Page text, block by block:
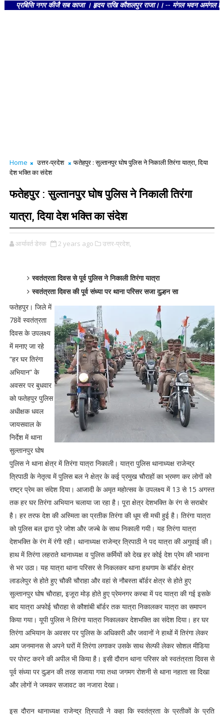
नगर कीजै सब काजा । हृदय राखि कौशलपुर राजा।। -- मंगल भवन अमंगल हारी।
Home उत्तर-प्रदेश
फतेहपुर : सुल्तानपुर घोष पुलिस ने निकाली तिरंगा यात्रा, दिया
देश भक्ति का संदेश
फतेहपुर : सुल्तानपुर घोष पुलिस ने निकाली तिरंगा
यात्रा, दिया देश भक्ति का संदेश
आर्यावर्त डेस्क 2 years ago उत्तर-प्रदेश,
स्वतंत्रता दिवस से पूर्व पुलिस ने निकाली तिरंगा यात्रा
स्वतंत्रता दिवस की पूर्व संध्या पर थाना परिसर सजा दुल्हन सा
फतेहपुर। जिले में
78वें स्वतंत्रता
दिवस के उपलक्ष्य
में मनाए जा रहे
“हर घर तिरंगा
अभियान” के
अवसर पर बुधवार
को फतेहपुर पुलिस
अधीक्षक धवल
जायसवाल के
निर्देश में थाना
सुल्तानपुर घोष
पुलिस ने थाना क्षेत्र में तिरंगा यात्रा निकाली। यात्रा पुलिस थानाध्यक्ष राजेन्द्र
त्रिपाठी के नेतृत्व में पुलिस बल ने क्षेत्र के कई प्रमुख चौराहों का भ्रमण कर लोगों को
राष्ट्र प्रेम का संदेश दिया। आजादी के अमृत महोत्सव के उपलक्ष्य में 13 से 15 अगस्त
तक हर घर तिरंगा अभियान चलाया जा रहा है‌। पूरा क्षेत्र देशभक्ति के रंग से सराबोर
है। हर तरफ देश की अस्मिता का प्रतीक तिरंगा की धूम सी मची हुई है। तिरंगा यात्रा
को पुलिस बल द्वारा पूरे जोश और जज्बे के साथ निकाली गयी। यह तिरंगा यात्रा
देशभक्ति के रंग में रंगी रही। थानाध्यक्ष राजेन्द्र त्रिपाठी ने पद यात्रा की अगुवाई की।
हाथ में तिरंगा लहराते थानाध्यक्ष व पुलिस कर्मियों को देख हर कोई देश प्रेम की भावना
से भर उठा‌। यह यात्रा थाना परिसर से निकलकर थाना हथगाम के बॉर्डर क्षेत्र
लाडलेपुर से होते हुए चौकी चौराहा और वहां से नौबस्ता बॉर्डर क्षेत्र से होते हुए
सुल्तानपुर घोष चौराहा, इजूरा मोड़ होते हुए प्रेमनगर कस्बा में पद यात्रा की गई इसके
बाद यात्रा अफोई चौराहा से कौशांबी बॉर्डर तक यात्रा निकालकर यात्रा का समापन
किया गया। यूपी पुलिस ने तिरंगा यात्रा निकालकर देशभक्ति का संदेश दिया। हर घर
तिरंगा अभियान के अवसर पर पुलिस के अधिकारी और जवानों ने हाथों में तिरंगा लेकर
आम जनमानस से अपने घरों में तिरंगा लगाकर उसके साथ सेल्फी लेकर सोशल मीडिया
पर पोस्ट करने की अपील भी किया है। इसी दौरान थाना परिसर को स्वतंत्रता दिवस से
पूर्व संध्या पर दुल्हन की तरह सजाया गया तथा जगमग रोशनी से थाना नहाता सा दिखा
और लोगों ने जमकर सजावट का नजारा देखा।
इस दौरान थानाध्यक्ष राजेन्द्र त्रिपाठी ने कहा कि स्वतंत्रता के प्रतीकों के प्रति